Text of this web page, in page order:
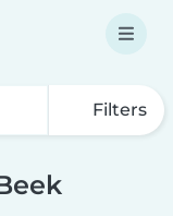
Filters